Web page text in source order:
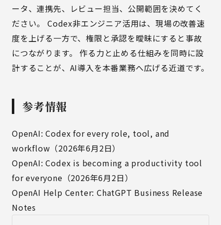
ータ、連携先、レビュー担当、公開範囲を決めてく
ださい。 Codex非エンジニア活用は、現場の改善速
度を上げる一方で、権限と承認を曖昧にすると事故
につながります。 作る力と止める仕組みを同時に設
計することが、AI導入を本番業務へ広げる近道です。
参考情報
OpenAI: Codex for every role, tool, and
workflow（2026年6月2日）
OpenAI: Codex is becoming a productivity tool
for everyone（2026年6月2日）
OpenAI Help Center: ChatGPT Business Release
Notes